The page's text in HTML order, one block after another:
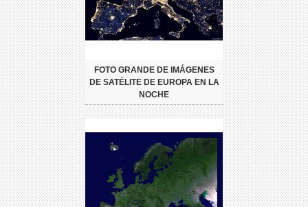
FOTO GRANDE DE IMÁGENES
DE SATÉLITE DE EUROPA EN LA
NOCHE